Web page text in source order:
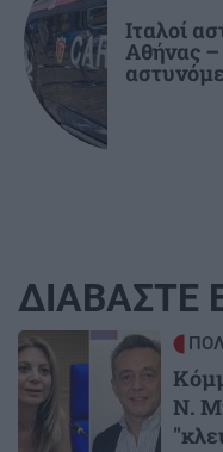
Ιταλοί
Αθήνας
ΔΙΑΒΑΣΤΕ
Image
Ν.